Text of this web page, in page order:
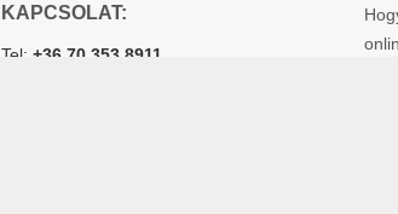
KAPCSOLAT:
Tel:+36 70 353 8911